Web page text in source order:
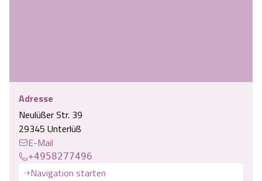
Adresse
Neulüßer Str. 39
29345 Unterlüß
E-Mail
+4958277496
Navigation starten